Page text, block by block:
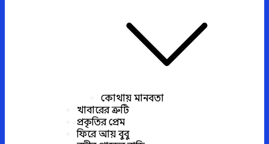
কোথায় মানবতা
খাবারের ত্রুটি
প্রকৃতির প্রেম
ফিরে আয় বুবু